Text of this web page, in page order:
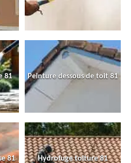
81 Peinture dessous de toit 81
81 Hydrofuge toiture 81